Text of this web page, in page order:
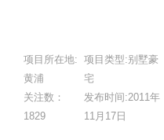
项目所在地:
黄浦
关注数：
1829
项目类型:别墅豪
宅
发布时间:2011年
11月17日